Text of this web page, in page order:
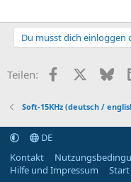
Du musst dich
Teilen: Facebook
X
Soft-15KHz (deutsch /
DE
Kontakt
Hilfe und Impressum
Start